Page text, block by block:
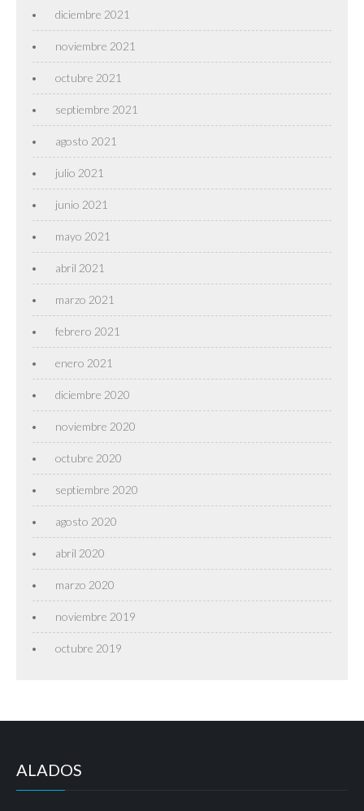
diciembre 2021
noviembre 2021
octubre 2021
septiembre 2021
agosto 2021
julio 2021
junio 2021
mayo 2021
abril 2021
marzo 2021
febrero 2021
enero 2021
diciembre 2020
noviembre 2020
octubre 2020
septiembre 2020
agosto 2020
abril 2020
marzo 2020
noviembre 2019
octubre 2019
ALADOS